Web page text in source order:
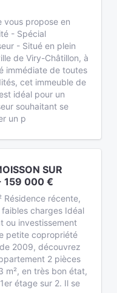
vous propose en
- Spécial
- Situé en plein
de Viry-Châtillon, à
immédiate de toutes
cet immeuble de
idéal pour un
souhaitant se
un p
SUR
159 000 €
Résidence récente,
charges Idéal
ou investissement
petite copropriété
2009, découvrez
2 pièces
m², en très bon état,
étage sur 2. Il se